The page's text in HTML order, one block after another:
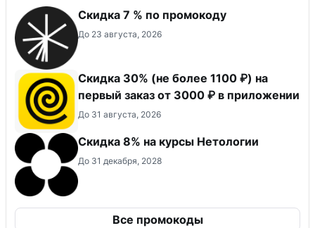
Скидка 7 % по промокоду
До 23 августа, 2026
Скидка 30% (не более 1100 ₽) на
первый заказ от 3000 ₽ в приложении
До 31 августа, 2026
Скидка 8% на курсы Нетологии
До 31 декабря, 2028
Все промокоды